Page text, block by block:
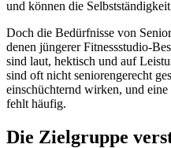
und können die
Doch die Bedürfnisse von
denen jüngerer Fitnessstudio-
sind laut, hektisch und auf
sind oft nicht seniorengerecht
einschüchternd wirken, und
fehlt häufig.
Die Zielgruppe